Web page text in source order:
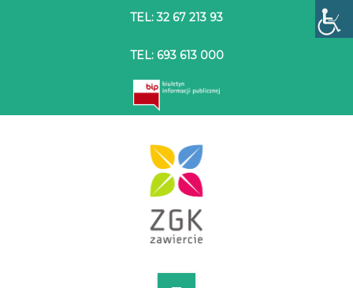
TEL: 32 67 213 93
TEL: 693 613 000